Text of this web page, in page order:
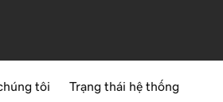
tôi Trạng thái hệ thống